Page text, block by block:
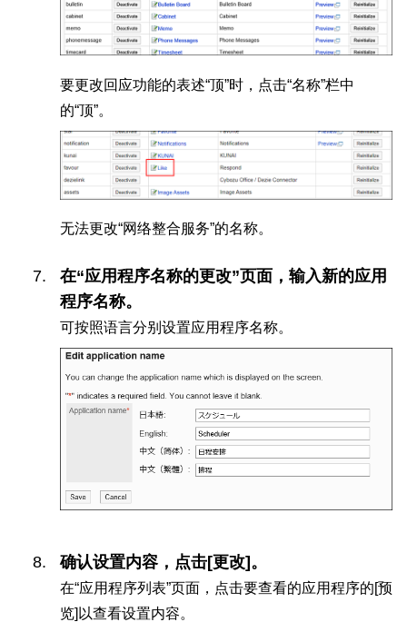
要更改回应功能的表述“顶”时，点击“名称”栏中
的“顶”。
无法更改“网络整合服务”的名称。
在“应用程序名称的更改”页面，输入新的应用
程序名称。
可按照语言分别设置应用程序名称。
确认设置内容，点击[更改]。
在“应用程序列表”页面，点击要查看的应用程序的[预
览]以查看设置内容。